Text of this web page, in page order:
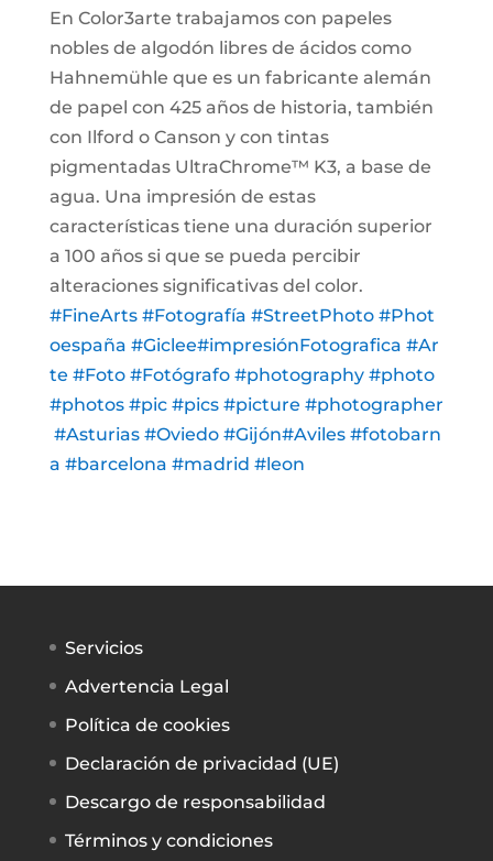
En Color3arte trabajamos con papeles
nobles de algodón libres de ácidos como
Hahnemühle que es un fabricante alemán
de papel con 425 años de historia, también
con Ilford o Canson y con tintas
pigmentadas UltraChrome™ K3, a base de
agua. Una impresión de estas
características tiene una duración superior
a 100 años si que se pueda percibir
alteraciones significativas del color.
‪#‎FineArts‬ ‪#‎Fotografía‬ ‪#‎StreetPhoto‬ ‪#‎Phot
oespaña‬ ‪#‎Giclee‬‪#‎impresiónFotografica‬ ‪#‎Ar
te‬ ‪#‎Foto‬ ‪#‎Fotógrafo‬ ‪#‎photography‬ ‪#‎photo‬‪
#‎photos‬ ‪#‎pic‬ ‪#‎pics‬ ‪#‎picture‬ ‪#‎photographer‬
‪#‎Asturias‬ ‪#‎Oviedo‬ ‪#‎Gijón‬‪#‎Aviles‬ ‪#‎fotobarn
a‬ ‪#‎barcelona‬ ‪#‎madrid‬ ‪#‎leon‬
Servicios
Advertencia Legal
Política de cookies
Declaración de privacidad (UE)
Descargo de responsabilidad
Términos y condiciones